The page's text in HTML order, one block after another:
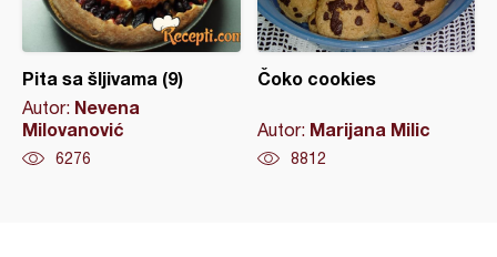
Pita sa šljivama (9)
Autor: Nevena
Milovanović
6276
Čoko cookies
Autor: Marijana Milic
8812